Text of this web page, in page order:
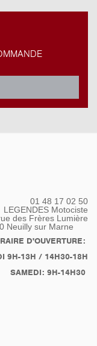
01 48 17 02 50
LEGENDES Motociste
des Frères Lumière
Neuilly sur Marne
D'OUVERTURE:
9H-13H / 14H30-18H
SAMEDI: 9H-14H30